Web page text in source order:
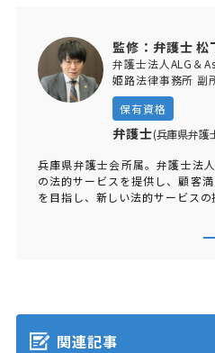
監修：弁護士 松
弁護士法人ALG＆
姫路法律事務所 副
保有資格
弁護士(兵庫県弁護
兵庫県弁護士会所属。弁護士法
の法的サービスを提供し、顧客
を目指し、新しい法的サービスの
関連記事